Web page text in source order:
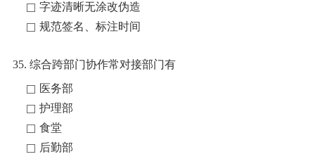
字迹清晰无涂改伪造
规范签名、标注时间
35. 综合跨部门协作常对接部门有
医务部
护理部
食堂
后勤部